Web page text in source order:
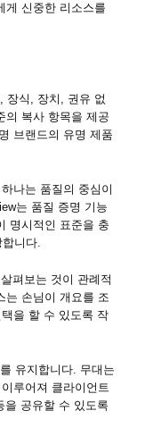
게 신중한 리소스를
장식, 장치, 권유 없
의 복사 항목을 제공
브랜드의 유명 제품
나는 품질의 중심이
는 품질 증명 기능
명시적인 표준을 충
니다.
펴보는 것이 관례적
는 손님이 개요를 조
을 할 수 있도록 작
유지합니다. 무대는
루어져 클라이언트
을 공유할 수 있도록